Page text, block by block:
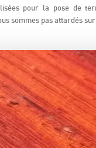
pour la pose de
sommes pas attardés